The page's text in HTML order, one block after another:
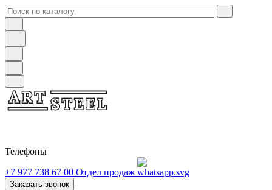
Телефоны
+7 977 738 67 00 Отдел продаж
Заказать звонок